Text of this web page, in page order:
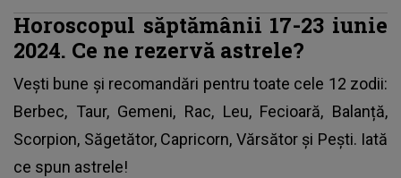
Horoscopul săptămânii 17-23 iunie
2024. Ce ne rezervă astrele?
Vești bune și recomandări pentru toate cele 12 zodii:
Berbec, Taur, Gemeni, Rac, Leu, Fecioară, Balanță,
Scorpion, Săgetător, Capricorn, Vărsător și Pești. Iată
ce spun astrele!